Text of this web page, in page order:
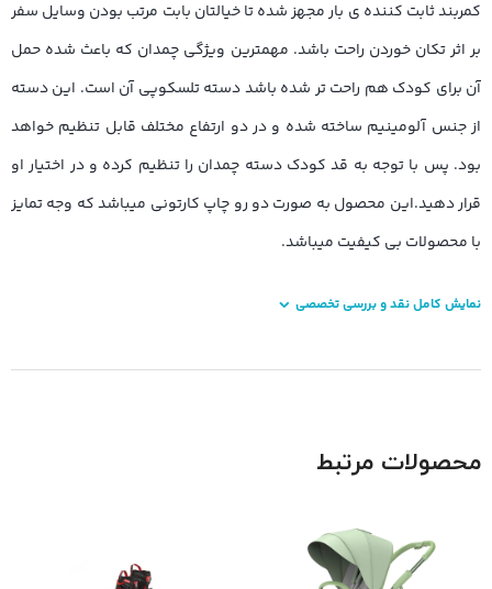
کمربند ثابت کننده ی بار مجهز شده تا خیالتان بابت مرتب بودن وسایل سفر
بر اثر تکان خوردن راحت باشد. مهمترین ویژگی چمدان که باعث شده حمل
آن برای کودک هم راحت تر شده باشد دسته تلسکوپی آن است. این دسته
از جنس آلومینیم ساخته شده و در دو ارتفاع مختلف قابل تنظیم خواهد
بود. پس با توجه به قد کودک دسته چمدان را تنظیم کرده و در اختیار او
قرار دهید.این محصول به صورت دو رو چاپ کارتونی میباشد که وجه تمایز
با محصولات بی کیفیت میباشد.
نمایش کامل نقد و بررسی تخصصی
محصولات مرتبط